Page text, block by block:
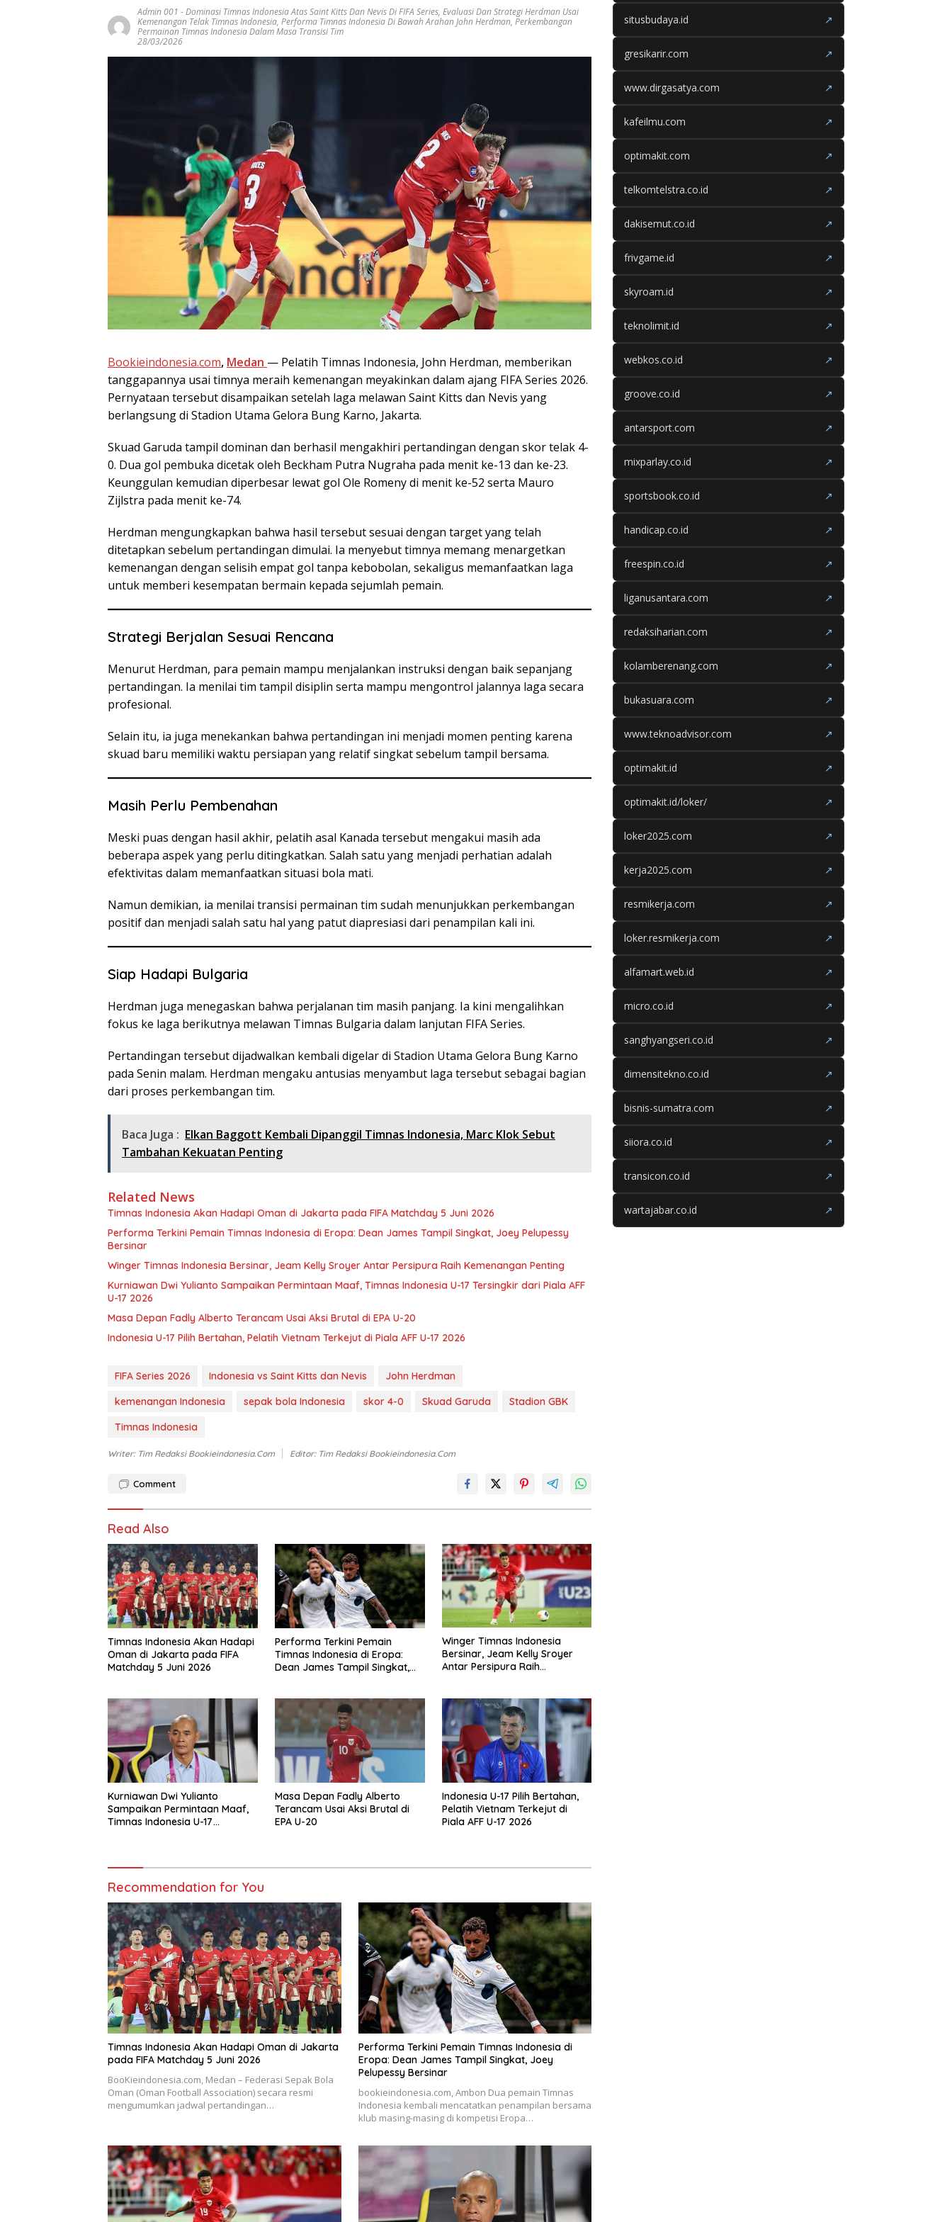
Admin 001 -Dominasi Timnas Indonesia Atas Saint Kitts Dan Nevis Di FIFA Series, Evaluasi Dan Strategi Herdman Usai
Kemenangan Telak Timnas Indonesia, Performa Timnas Indonesia Di Bawah Arahan John Herdman, Perkembangan
Permainan Timnas Indonesia Dalam Masa Transisi Tim
28/03/2026
Bookieindonesia.com, Medan — Pelatih Timnas Indonesia, John Herdman, memberikan
tanggapannya usai timnya meraih kemenangan meyakinkan dalam ajang FIFA Series 2026.
Pernyataan tersebut disampaikan setelah laga melawan Saint Kitts dan Nevis yang
berlangsung di Stadion Utama Gelora Bung Karno, Jakarta.
Skuad Garuda tampil dominan dan berhasil mengakhiri pertandingan dengan skor telak 4-
0. Dua gol pembuka dicetak oleh Beckham Putra Nugraha pada menit ke-13 dan ke-23.
Keunggulan kemudian diperbesar lewat gol Ole Romeny di menit ke-52 serta Mauro
Zijlstra pada menit ke-74.
Herdman mengungkapkan bahwa hasil tersebut sesuai dengan target yang telah
ditetapkan sebelum pertandingan dimulai. Ia menyebut timnya memang menargetkan
kemenangan dengan selisih empat gol tanpa kebobolan, sekaligus memanfaatkan laga
untuk memberi kesempatan bermain kepada sejumlah pemain.
Strategi Berjalan Sesuai Rencana
Menurut Herdman, para pemain mampu menjalankan instruksi dengan baik sepanjang
pertandingan. Ia menilai tim tampil disiplin serta mampu mengontrol jalannya laga secara
profesional.
Selain itu, ia juga menekankan bahwa pertandingan ini menjadi momen penting karena
skuad baru memiliki waktu persiapan yang relatif singkat sebelum tampil bersama.
Masih Perlu Pembenahan
Meski puas dengan hasil akhir, pelatih asal Kanada tersebut mengakui masih ada
beberapa aspek yang perlu ditingkatkan. Salah satu yang menjadi perhatian adalah
efektivitas dalam memanfaatkan situasi bola mati.
Namun demikian, ia menilai transisi permainan tim sudah menunjukkan perkembangan
positif dan menjadi salah satu hal yang patut diapresiasi dari penampilan kali ini.
Siap Hadapi Bulgaria
Herdman juga menegaskan bahwa perjalanan tim masih panjang. Ia kini mengalihkan
fokus ke laga berikutnya melawan Timnas Bulgaria dalam lanjutan FIFA Series.
Pertandingan tersebut dijadwalkan kembali digelar di Stadion Utama Gelora Bung Karno
pada Senin malam. Herdman mengaku antusias menyambut laga tersebut sebagai bagian
dari proses perkembangan tim.
Baca Juga : Elkan Baggott Kembali Dipanggil Timnas Indonesia, Marc Klok Sebut
Tambahan Kekuatan Penting
Related News
Timnas Indonesia Akan Hadapi Oman di Jakarta pada FIFA Matchday 5 Juni 2026
Performa Terkini Pemain Timnas Indonesia di Eropa: Dean James Tampil Singkat, Joey Pelupessy
Bersinar
Winger Timnas Indonesia Bersinar, Jeam Kelly Sroyer Antar Persipura Raih Kemenangan Penting
Kurniawan Dwi Yulianto Sampaikan Permintaan Maaf, Timnas Indonesia U-17 Tersingkir dari Piala AFF
U-17 2026
Masa Depan Fadly Alberto Terancam Usai Aksi Brutal di EPA U-20
Indonesia U-17 Pilih Bertahan, Pelatih Vietnam Terkejut di Piala AFF U-17 2026
FIFA Series 2026 Indonesia vs Saint Kitts dan Nevis
John Herdman
kemenangan Indonesia
sepak bola Indonesia skor 4-0 Skuad Garuda
Stadion GBK
Timnas Indonesia
Writer: Tim Redaksi Bookieindonesia.com Editor: Tim Redaksi Bookieindonesia.com
Comment
Read Also
Timnas Indonesia Akan Hadapi
Oman di Jakarta pada FIFA
Matchday 5 Juni 2026
Performa Terkini Pemain
Timnas Indonesia di Eropa:
Dean James Tampil Singkat,
Winger Timnas Indonesia
Bersinar, Jeam Kelly Sroyer
Antar Persipura Raih
Kurniawan Dwi Yulianto
Sampaikan Permintaan Maaf,
Timnas Indonesia U-17
Masa Depan Fadly Alberto
Terancam Usai Aksi Brutal di
EPA U-20
Indonesia U-17 Pilih Bertahan,
Pelatih Vietnam Terkejut di
Piala AFF U-17 2026
Recommendation for You
Timnas Indonesia Akan Hadapi Oman di Jakarta
pada FIFA Matchday 5 Juni 2026
BooKieindonesia.com, Medan – Federasi Sepak Bola
Oman (Oman Football Association) secara resmi
mengumumkan jadwal pertandingan…
Performa Terkini Pemain Timnas Indonesia di
Eropa: Dean James Tampil Singkat, Joey
Pelupessy Bersinar
bookieindonesia.com, Ambon Dua pemain Timnas
Indonesia kembali mencatatkan penampilan bersama
klub masing-masing di kompetisi Eropa…
situsbudaya.id ↗
gresikarir.com ↗
www.dirgasatya.com ↗
kafeilmu.com ↗
optimakit.com ↗
telkomtelstra.co.id ↗
dakisemut.co.id ↗
frivgame.id ↗
skyroam.id ↗
teknolimit.id ↗
webkos.co.id ↗
groove.co.id ↗
antarsport.com ↗
mixparlay.co.id ↗
sportsbook.co.id ↗
handicap.co.id ↗
freespin.co.id ↗
liganusantara.com ↗
redaksiharian.com ↗
kolamberenang.com ↗
bukasuara.com ↗
www.teknoadvisor.com ↗
optimakit.id ↗
optimakit.id/loker/ ↗
loker2025.com ↗
kerja2025.com ↗
resmikerja.com ↗
loker.resmikerja.com ↗
alfamart.web.id ↗
micro.co.id ↗
sanghyangseri.co.id ↗
dimensitekno.co.id ↗
bisnis-sumatra.com ↗
siiora.co.id ↗
transicon.co.id ↗
wartajabar.co.id ↗